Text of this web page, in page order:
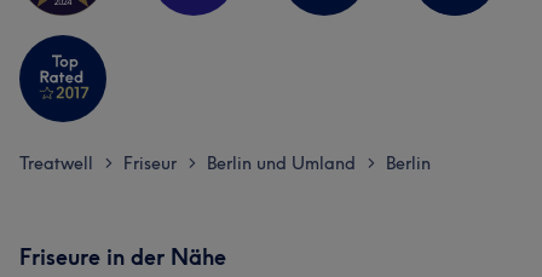
Treatwell > Friseur > Berlin und Umland > Berlin
Friseure in der Nähe